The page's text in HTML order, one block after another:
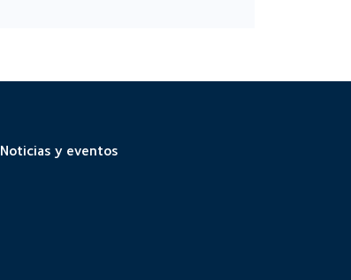
Noticias y eventos